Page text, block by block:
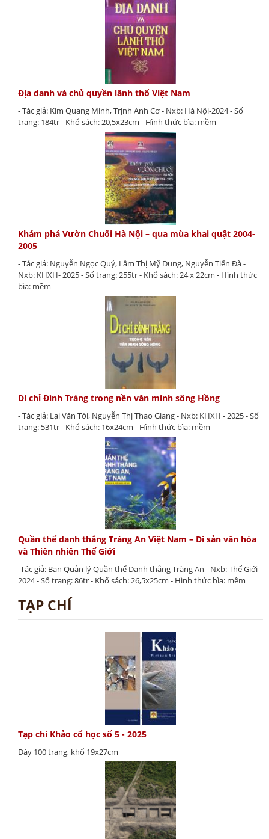
Địa danh và chủ quyền lãnh thổ Việt Nam
- Tác giả: Kim Quang Minh, Trịnh Anh Cơ - Nxb: Hà Nội-2024 - Số
trang: 184tr - Khổ sách: 20,5x23cm - Hình thức bìa: mềm
Khám phá Vườn Chuối Hà Nội – qua mùa khai quật 2004-
2005
- Tác giả: Nguyễn Ngọc Quý, Lâm Thị Mỹ Dung, Nguyễn Tiến Đà -
Nxb: KHXH- 2025 - Số trang: 255tr - Khổ sách: 24 x 22cm - Hình thức
bìa: mềm
Di chỉ Đình Tràng trong nền văn minh sông Hồng
- Tác giả: Lại Văn Tới, Nguyễn Thị Thao Giang - Nxb: KHXH - 2025 - Số
trang: 531tr - Khổ sách: 16x24cm - Hình thức bìa: mềm
Quần thể danh thắng Tràng An Việt Nam – Di sản văn hóa
và Thiên nhiên Thế Giới
-Tác giả: Ban Quản lý Quần thể Danh thắng Tràng An - Nxb: Thế Giới-
2024 - Số trang: 86tr - Khổ sách: 26,5x25cm - Hình thức bìa: mềm
TẠP CHÍ
Tạp chí Khảo cổ học số 5 - 2025
Dày 100 trang, khổ 19x27cm